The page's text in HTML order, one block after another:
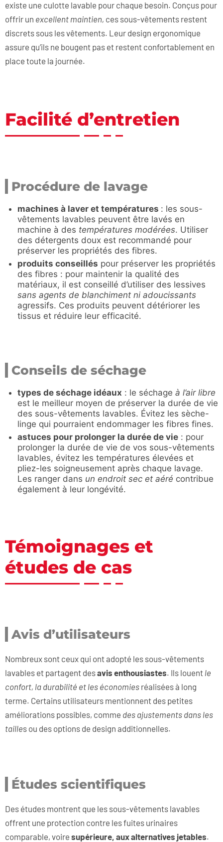
existe une culotte lavable pour chaque besoin. Conçus pour
offrir un excellent maintien, ces sous-vêtements restent
discrets sous les vêtements. Leur design ergonomique
assure qu’ils ne bougent pas et restent confortablement en
place toute la journée.
Facilité d’entretien
Procédure de lavage
machines à laver et températures : les sous-
vêtements lavables peuvent être lavés en
machine à des températures modérées. Utiliser
des détergents doux est recommandé pour
préserver les propriétés des fibres.
produits conseillés pour préserver les propriétés
des fibres : pour maintenir la qualité des
matériaux, il est conseillé d’utiliser des lessives
sans agents de blanchiment ni adoucissants
agressifs. Ces produits peuvent détériorer les
tissus et réduire leur efficacité.
Conseils de séchage
types de séchage idéaux : le séchage à l’air libre
est le meilleur moyen de préserver la durée de vie
des sous-vêtements lavables. Évitez les sèche-
linge qui pourraient endommager les fibres fines.
astuces pour prolonger la durée de vie : pour
prolonger la durée de vie de vos sous-vêtements
lavables, évitez les températures élevées et
pliez-les soigneusement après chaque lavage.
Les ranger dans un endroit sec et aéré contribue
également à leur longévité.
Témoignages et
études de cas
Avis d’utilisateurs
Nombreux sont ceux qui ont adopté les sous-vêtements
lavables et partagent desavis enthousiastes. Ils louent le
confort, la durabilité et les économies réalisées à long
terme. Certains utilisateurs mentionnent des petites
améliorations possibles, comme des ajustements dans les
tailles ou des options de design additionnelles.
Études scientifiques
Des études montrent que les sous-vêtements lavables
offrent une protection contre les fuites urinaires
comparable, voire supérieure, aux alternatives jetables.